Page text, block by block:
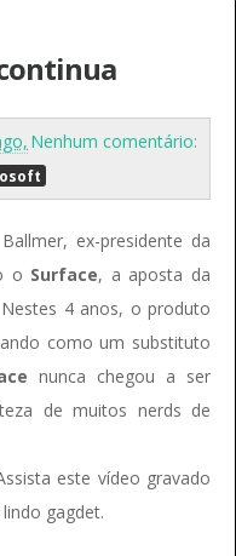
Nenhum comentário:
ex-presidente da
o Surface, a aposta da
4 anos, o produto
como um substituto
nunca chegou a ser
de muitos nerds de
este vídeo gravado
gagdet.